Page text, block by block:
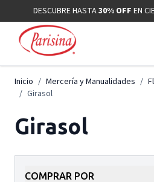
Ir al contenidoDESCUBRE HASTA30% OFF EN
Inicio / Mercería y Manualidades /
/ Girasol
Girasol
COMPRAR POR